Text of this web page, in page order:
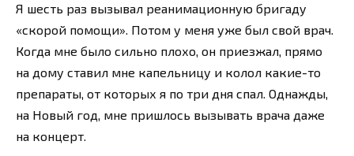
Я шесть раз вызывал реанимационную бригаду
«скорой помощи». Потом у меня уже был свой врач.
Когда мне было сильно плохо, он приезжал, прямо
на дому ставил мне капельницу и колол какие-то
препараты, от которых я по три дня спал. Однажды,
на Новый год, мне пришлось вызывать врача даже
на концерт.